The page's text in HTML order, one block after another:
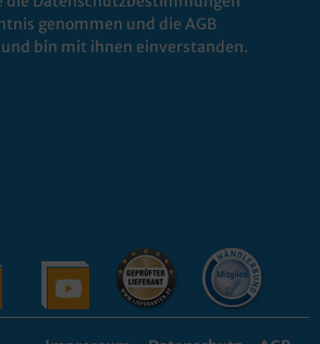
genommen und die AGB
und bin mit ihnen einverstanden.